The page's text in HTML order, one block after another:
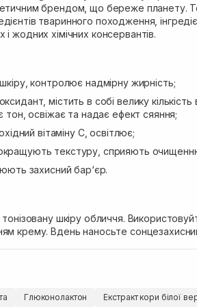
брендом, що береже планету.
тваринного походження,
жодних хімічних консервантів.
контролює надмірну жирність;
містить в собі велику кількість
тон, освіжає та надає ефект сяяння;
вітаміну С, освітлює;
текстуру, сприяють
захисний бар‘єр.
шкіру обличчя.
крему. Вдень наносьте
Глюконолактон Екстракт кори білої